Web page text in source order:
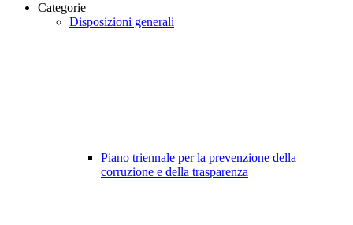
Categorie
Disposizioni generali
Piano triennale per la prevenzione della
corruzione e della trasparenza